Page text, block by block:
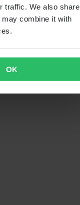
traffic. We also share
combine it with
OK